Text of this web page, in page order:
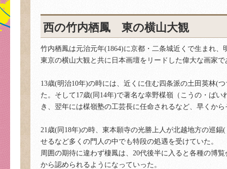
西の竹内栖鳳 東の横山大観
竹内栖鳳は元治元年(1864)に京都・二条城近くで生まれ
東京の横山大観と共に日本画壇をリードした偉大な画家で
13歳(明治10年)の時には、近くに住む四条派の土田英林(
た。そして17歳(同14年)で著名な幸野楳嶺（こうの・ば
き、翌年には楳嶺塾の工芸長に任命されるなど、早くか
21歳(同18年)の時、東本願寺の光勝上人が北越地方の巡
せるなど多くの門人の中でも特段の処遇を受けていた。
周囲の期待に違わず棲鳳は、20代後半に入ると各種の博
から認められるようになっていった。